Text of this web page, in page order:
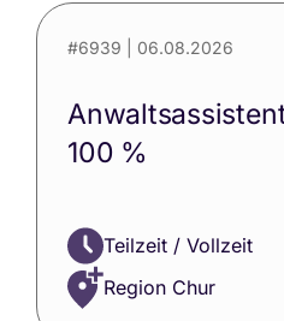
#6939 | 06.08.2026
100 %
Teilzeit / Vollzeit
Region Chur